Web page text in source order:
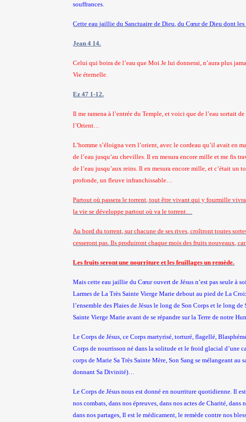
souffrances.
Cette eau jaillie du Sanctuaire de Dieu, du Cœur de Dieu dont
Jean 4 14.
Celui qui boira de l’eau que Moi Je lui donnerai, n’aura plus
Vie éternelle.
Ez 47 1-12.
Il me ramena à l’entrée du Temple, et voici que de l’eau sortait
l’Orient…
L’homme s’éloigna vers l’orient, avec le cordeau qu’il avait en
de l’eau jusqu’au chevilles. Il en mesura encore mille et me fis
de l’eau jusqu’aux reins. Il en mesura encore mille, et c’était un
profonde, un fleuve infranchissable…
Partout où passera le torrent, tout être vivant qui y fourmille
la vie se développe partout où va le torrent…
Au bord du torrent, sur chacune de ses rives, croîtront toutes
cesseront pas. Ils produiront chaque mois des fruits nouveaux,
Les fruits seront une nourriture et les feuillages un remède.
Mais cette eau jaillie du Cœur ouvert de Jésus n’est pas seule à
Larmes deLa Très Sainte Vierge Marie debout au pied de La
l’ensemble des Plaies de Jésus le long de Son Corps et le long
Sainte Vierge Marie avant de se répandre sur la Terre de notre
Le Corps de Jésus, ce Corps martyrisé, torturé, flagellé,
Corps de nourrisson né dans la solitude et le froid glacial d’une
corps de Marie Sa Très Sainte Mère, Son Sang se mélangeant
donnant Sa Divinité)…
Le Corps de Jésus nous est donné en nourriture quotidienne. Il
nos combats, dans nos épreuves, dans nos actes de Charité,
dans nos partages, Il est le médicament, le remède contre nos